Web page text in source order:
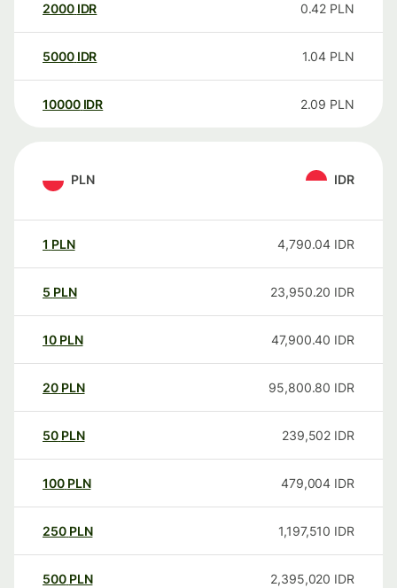
2000 IDR 0.42 PLN
5000 IDR 1.04 PLN
10000 IDR 2.09 PLN
PLN IDR
1 PLN 4,790.04 IDR
5 PLN 23,950.20 IDR
10 PLN 47,900.40 IDR
20 PLN 95,800.80 IDR
50 PLN 239,502 IDR
100 PLN 479,004 IDR
250 PLN 1,197,510 IDR
500 PLN 2,395,020 IDR